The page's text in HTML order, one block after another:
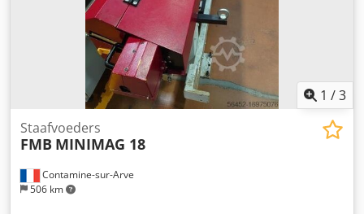
1 /3
Contamine-sur-Arve
506 km
Staafvoeders
FMB MINIMAG 18